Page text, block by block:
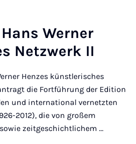
Werner
Netzwerk II
Henzes künstlerisches
die Fortführung der Edition
und international vernetzten
2012), die von großem
zeitgeschichtlichem ...